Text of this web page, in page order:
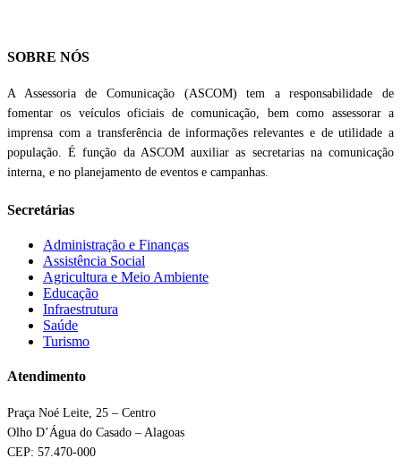
SOBRE NÓS
A Assessoria de Comunicação (ASCOM) tem a responsabilidade de
fomentar os veículos oficiais de comunicação, bem como assessorar a
imprensa com a transferência de informações relevantes e de utilidade a
população. É função da ASCOM auxiliar as secretarias na comunicação
interna, e no planejamento de eventos e campanhas.
Secretárias
Administração e Finanças
Assistência Social
Agricultura e Meio Ambiente
Educação
Infraestrutura
Saúde
Turismo
Atendimento
Praça Noé Leite, 25 – Centro
Olho D’Água do Casado – Alagoas
CEP: 57.470-000